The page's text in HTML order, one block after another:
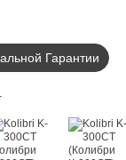
Гарантии